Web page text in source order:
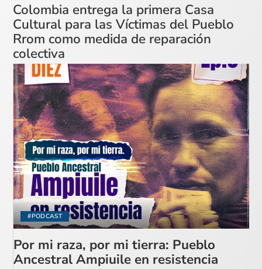
Colombia entrega la primera Casa
Cultural para las Víctimas del Pueblo
Rrom como medida de reparación
colectiva
#PODCAST
Por mi raza, por mi tierra: Pueblo
Ancestral Ampiuile en resistencia